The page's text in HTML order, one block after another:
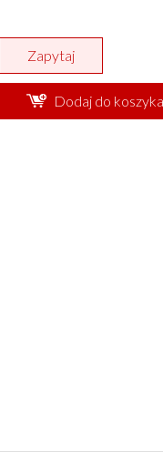
Zapytaj
Dodaj do